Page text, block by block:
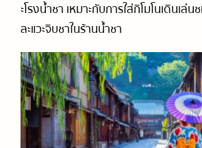
ะโรงน้ำชา เหมาะกับการใส่กิโมโนเดินเล่น
ละแวะจิบชาในร้านน้ำชา